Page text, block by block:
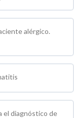
alérgico.
el diagnóstico de